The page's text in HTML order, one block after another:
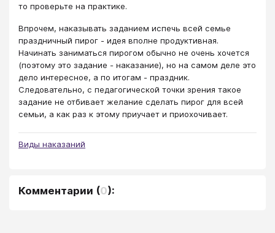
то проверьте на практике.
Впрочем, наказывать заданием испечь всей семье
праздничный пирог - идея вполне продуктивная.
Начинать заниматься пирогом обычно не очень хочется
(поэтому это задание - наказание), но на самом деле это
дело интересное, а по итогам - праздник.
Следовательно, с педагогической точки зрения такое
задание не отбивает желание сделать пирог для всей
семьи, а как раз к этому приучает и приохочивает.
Виды наказаний
Комментарии (0):